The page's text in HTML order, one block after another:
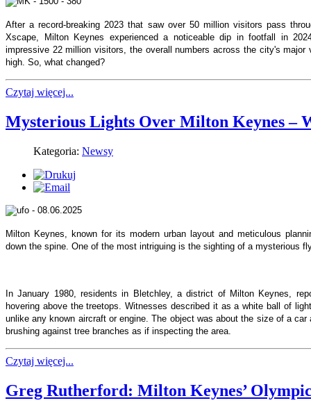
After a record-breaking 2023 that saw over 50 million visitors pass
Xscape, Milton Keynes experienced a noticeable dip in footfall in
impressive 22 million visitors, the overall numbers across the city's
high. So, what changed?
Czytaj więcej...
Mysterious Lights Over Milton Keynes –
Kategoria: Newsy
Milton Keynes, known for its modern urban layout and meticulous
down the spine. One of the most intriguing is the sighting of a mysterious
In January 1980, residents in Bletchley, a district of Milton Keynes,
hovering above the treetops. Witnesses described it as a white ball of
unlike any known aircraft or engine. The object was about the size of a
brushing against tree branches as if inspecting the area.
Czytaj więcej...
Greg Rutherford: Milton Keynes’